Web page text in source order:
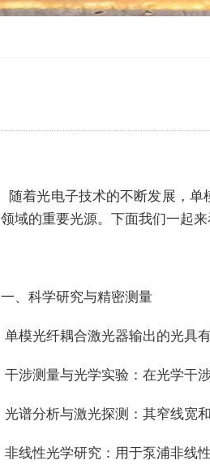
随着光电子技术的不断发展，
领域的重要光源。下面我们一起来
一、科学研究与精密测量
单模光纤耦合激光器输出的光具
干涉测量与光学实验：在光学干
光谱分析与激光探测：其窄线宽
非线性光学研究：用于泵浦非线